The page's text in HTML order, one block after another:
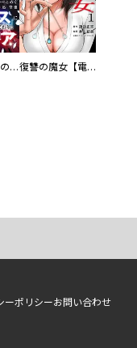
ゲーム内最強の『裏ボス』に転生したので、主人公の代わりに最速クリアを目指します！【電子単行本版】 復讐の魔女【電子単行本版】
ーポリシーお問い合わせ